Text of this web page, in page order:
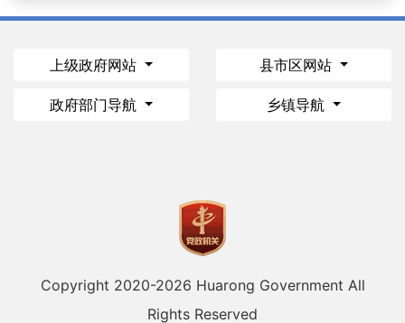
上级政府网站 县市区网站
政府部门导航 乡镇导航
Copyright 2020-2026 Huarong Government All
Rights Reserved